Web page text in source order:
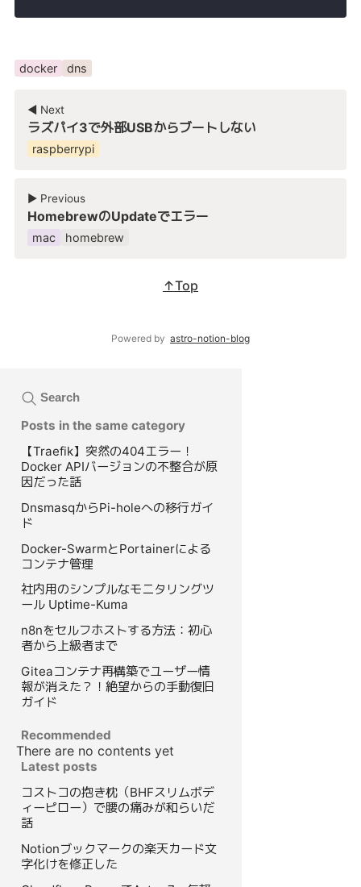
docker dns
◀︎ Next
ラズパイ3で外部USBからブートしない
raspberrypi
▶︎ Previous
HomebrewのUpdateでエラー
mac homebrew
↑Top
Powered by astro-notion-blog
Search
Posts in the same category
【Traefik】突然の404エラー！
Docker APIバージョンの不整合が原
因だった話
DnsmasqからPi-holeへの移行ガイ
ド
Docker-SwarmとPortainerによる
コンテナ管理
社内用のシンプルなモニタリングツ
ール Uptime-Kuma
n8nをセルフホストする方法：初心
者から上級者まで
Giteaコンテナ再構築でユーザー情
報が消えた？！絶望からの手動復旧
ガイド
Recommended
There are no contents yet
Latest posts
コストコの抱き枕（BHFスリムボデ
ィーピロー）で腰の痛みが和らいだ
話
Notionブックマークの楽天カード文
字化けを修正した